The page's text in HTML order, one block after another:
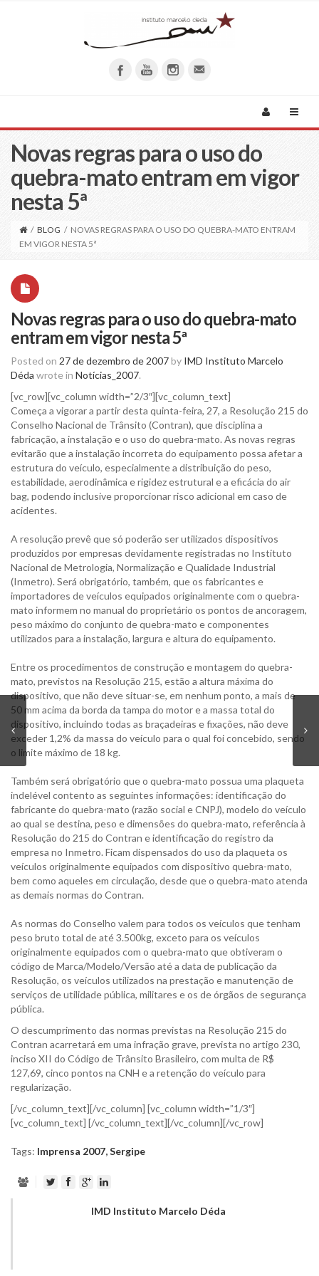
Novas regras para o uso do
quebra-mato entram em vigor
nesta 5ª
/ BLOG / NOVAS REGRAS PARA O USO DO QUEBRA-MATO ENTRAM
EM VIGOR NESTA 5ª
Novas regras para o uso do quebra-mato
entram em vigor nesta 5ª
Posted on 27 de dezembro de 2007by IMD Instituto Marcelo
Déda wrote in Notícias_2007.
[vc_row][vc_column width=”2/3″][vc_column_text]
Começa a vigorar a partir desta quinta-feira, 27, a Resolução 215 do
Conselho Nacional de Trânsito (Contran), que disciplina a
fabricação, a instalação e o uso do quebra-mato. As novas regras
evitarão que a instalação incorreta do equipamento possa afetar a
estrutura do veículo, especialmente a distribuição do peso,
estabilidade, aerodinâmica e rigidez estrutural e a eficácia do air
bag, podendo inclusive proporcionar risco adicional em caso de
acidentes.
A resolução prevê que só poderão ser utilizados dispositivos
produzidos por empresas devidamente registradas no Instituto
Nacional de Metrologia, Normalização e Qualidade Industrial
(Inmetro). Será obrigatório, também, que os fabricantes e
importadores de veículos equipados originalmente com o quebra-
mato informem no manual do proprietário os pontos de ancoragem,
peso máximo do conjunto de quebra-mato e componentes
utilizados para a instalação, largura e altura do equipamento.
Entre os procedimentos de construção e montagem do quebra-
mato, previstos na Resolução 215, estão a altura máxima do
dispositivo, que não deve situar-se, em nenhum ponto, a mais de
50 mm acima da borda da tampa do motor e a massa total do
dispositivo, incluindo todas as braçadeiras e fixações, não deve
exceder 1,2% da massa do veículo para o qual foi concebido, sendo
o limite máximo de 18 kg.
Também será obrigatório que o quebra-mato possua uma plaqueta
indelével contento as seguintes informações: identificação do
fabricante do quebra-mato (razão social e CNPJ), modelo do veículo
ao qual se destina, peso e dimensões do quebra-mato, referência à
Resolução do 215 do Contran e identificação do registro da
empresa no Inmetro. Ficam dispensados do uso da plaqueta os
veículos originalmente equipados com dispositivo quebra-mato,
bem como aqueles em circulação, desde que o quebra-mato atenda
as demais normas do Contran.
As normas do Conselho valem para todos os veículos que tenham
peso bruto total de até 3.500kg, exceto para os veículos
originalmente equipados com o quebra-mato que obtiveram o
código de Marca/Modelo/Versão até a data de publicação da
Resolução, os veículos utilizados na prestação e manutenção de
serviços de utilidade pública, militares e os de órgãos de segurança
pública.
O descumprimento das normas previstas na Resolução 215 do
Contran acarretará em uma infração grave, prevista no artigo 230,
inciso XII do Código de Trânsito Brasileiro, com multa de R$
127,69, cinco pontos na CNH e a retenção do veículo para
regularização.
[/vc_column_text][/vc_column] [vc_column width=”1/3″]
[vc_column_text] [/vc_column_text][/vc_column][/vc_row]
Tags: Imprensa 2007,Sergipe
IMD Instituto Marcelo Déda